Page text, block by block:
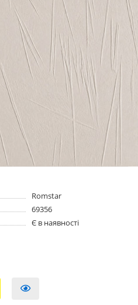
Romstar
69356
Є в наявності